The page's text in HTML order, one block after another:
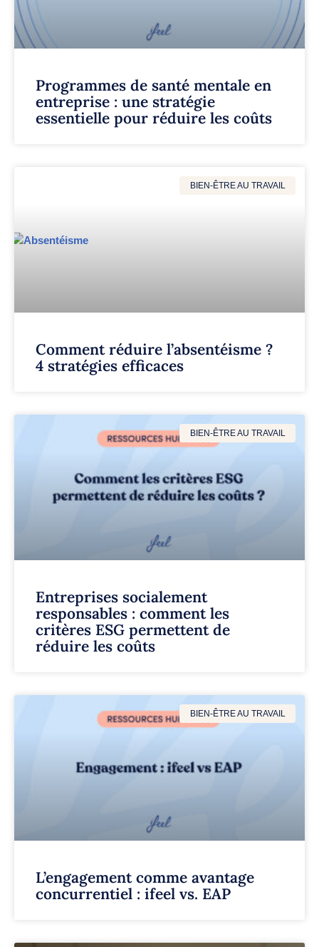
Programmes de santé mentale en
entreprise : une stratégie
essentielle pour réduire les coûts
BIEN-ÊTRE AU TRAVAIL
Comment réduire l’absentéisme ?
4 stratégies efficaces
BIEN-ÊTRE AU TRAVAIL
Entreprises socialement
responsables : comment les
critères ESG permettent de
réduire les coûts
BIEN-ÊTRE AU TRAVAIL
L’engagement comme avantage
concurrentiel : ifeel vs. EAP